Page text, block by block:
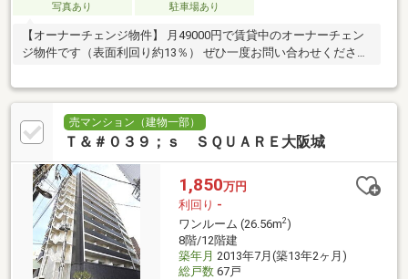
写真あり
駐車場あり
【オーナーチェンジ物件】 月49000円で賃貸中のオーナーチェン
ジ物件です（表面利回り約13％） ぜひ一度お問い合わせください
売マンション（建物一部）
Ｔ＆＃０３９；ｓ ＳＱＵＡＲＥ大阪城
1,850万円
利回り -
ワンルーム (26.56m2)
8階/12階建
築年月 2013年7月(築13年2ヶ月)
総戸数67戸